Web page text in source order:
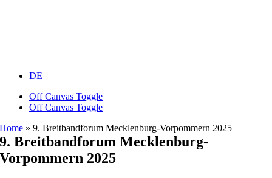
DE
Off Canvas Toggle
Off Canvas Toggle
Home »9. Breitbandforum Mecklenburg-Vorpommern 2025
9. Breitbandforum Mecklenburg-
Vorpommern 2025